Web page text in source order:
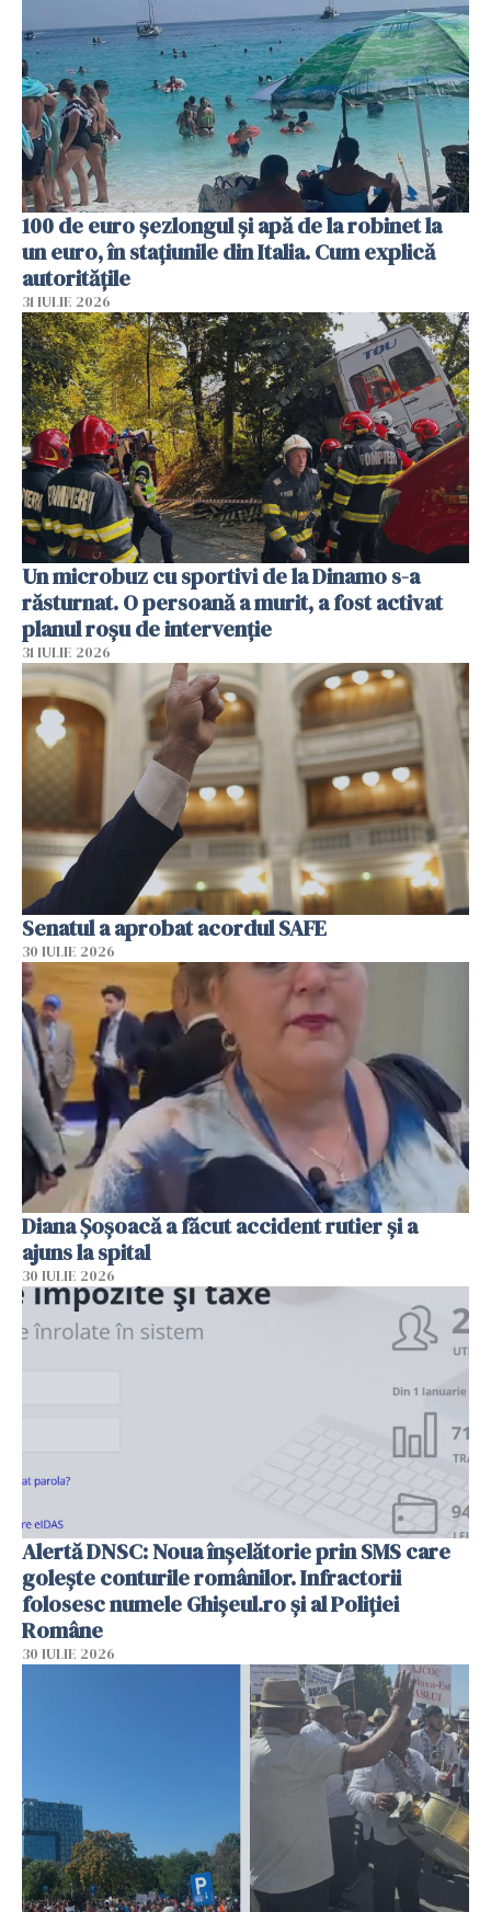
100 de euro șezlongul și apă de la robinet la
un euro, în stațiunile din Italia. Cum explică
autoritățile
31 IULIE 2026
Un microbuz cu sportivi de la Dinamo s-a
răsturnat. O persoană a murit, a fost activat
planul roșu de intervenție
31 IULIE 2026
Senatul a aprobat acordul SAFE
30 IULIE 2026
Diana Șoșoacă a făcut accident rutier și a
ajuns la spital
30 IULIE 2026
Alertă DNSC: Noua înșelătorie prin SMS care
golește conturile românilor. Infractorii
folosesc numele Ghișeul.ro și al Poliției
Române
30 IULIE 2026